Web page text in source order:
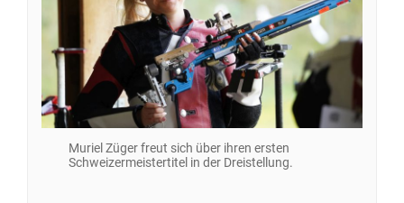
Muriel Züger freut sich über ihren ersten
Schweizermeistertitel in der Dreistellung.